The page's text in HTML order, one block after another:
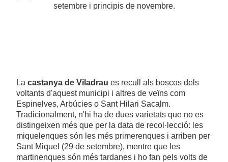
setembre i principis de novembre.
La castanya de Viladrau es recull als boscos dels
voltants d'aquest municipi i altres de veïns com
Espinelves, Arbúcies o Sant Hilari Sacalm.
Tradicionalment, n'hi ha de dues varietats que no es
distingeixen més que per la data de recol·lecció: les
miquelenques són les més primerenques i arriben per
Sant Miquel (29 de setembre), mentre que les
martinenques són més tardanes i ho fan pels volts de